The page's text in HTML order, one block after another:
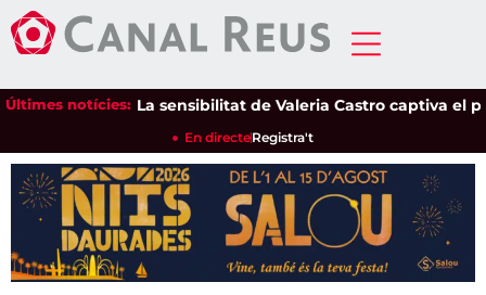
Últimes notícies:La sensibilitat de Valeria Castro captiva el
En directeRegistra't